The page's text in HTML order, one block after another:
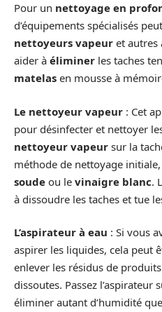
Pour un nettoyage en
d’équipements spécialisés
nettoyeurs vapeur et autres
aider à éliminer les taches
matelas en mousse à
Le nettoyeur vapeur : Cet
pour désinfecter et nettoyer
nettoyeur vapeur sur la
méthode de nettoyage
soude ou le vinaigre blanc.
à dissoudre les taches et tue
L’aspirateur à eau : Si vous
aspirer les liquides, cela peut
enlever les résidus de
dissoutes. Passez l’aspirateur
éliminer autant d’humidité